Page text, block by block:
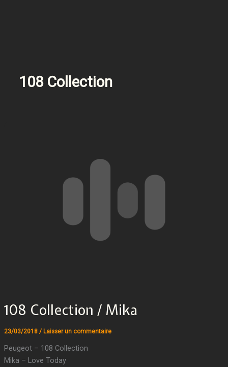
108 Collection
108 Collection / Mika
23/03/2018 / Laisser un commentaire
Peugeot – 108 Collection
Mika – Love Today